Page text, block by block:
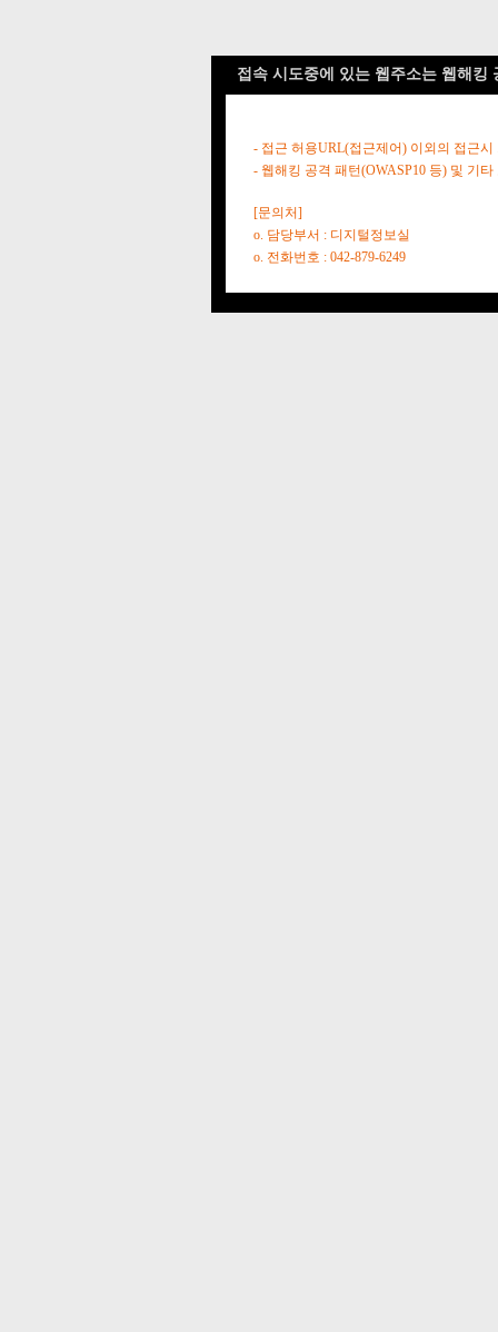
접속 시도중에 있는 웹주소는 웹해킹
- 접근 허용URL(접근제어) 이외의 접근시
- 웹해킹 공격 패턴(OWASP10 등) 및 기
[문의처]
o. 담당부서 : 디지털정보실
o. 전화번호 : 042-879-6249